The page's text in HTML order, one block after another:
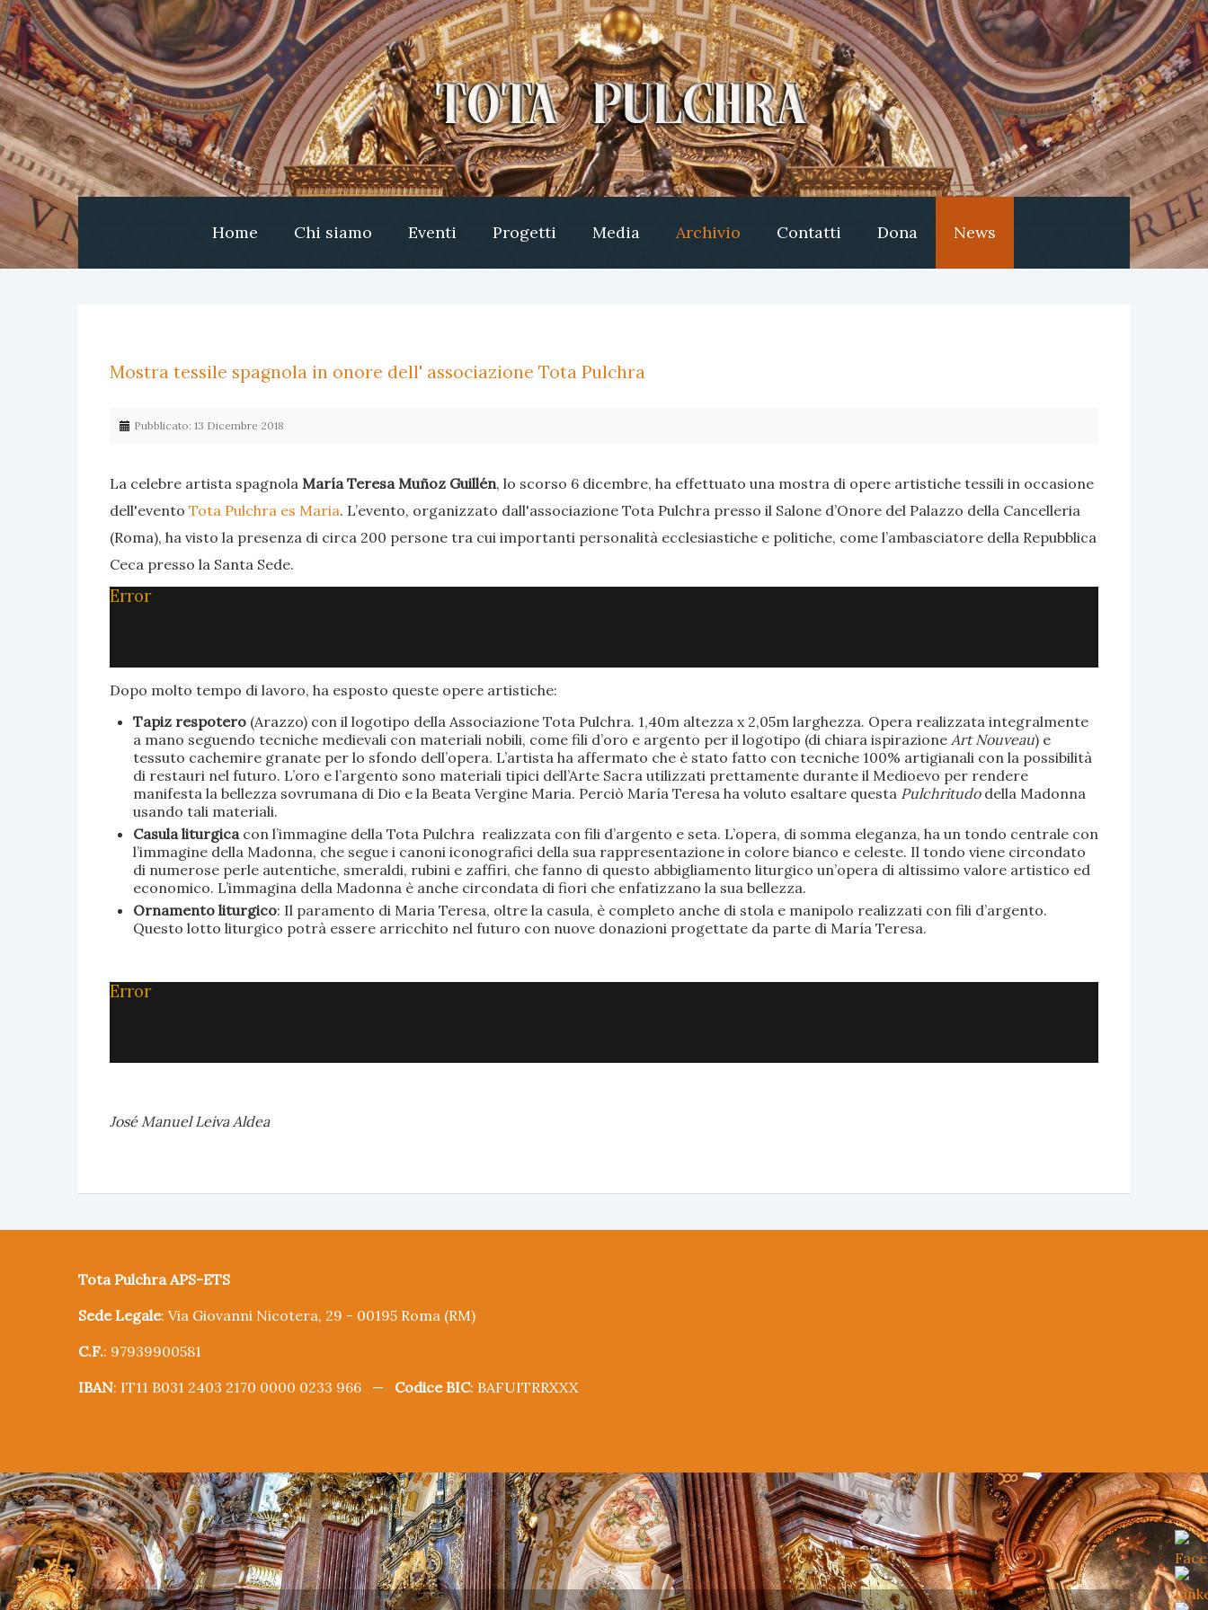
Home Chi siamo Eventi Progetti Media Archivio Contatti Dona News
Mostra tessile spagnola in onore dell' associazione Tota Pulchra
Pubblicato: 13 Dicembre 2018
La celebre artista spagnola María Teresa Muñoz Guillén, lo scorso 6 dicembre, ha effettuato una mostra di opere artistiche tessili in occasione
dell'evento Tota Pulchra es Maria. L’evento, organizzato dall'associazione Tota Pulchra presso il Salone d’Onore del Palazzo della Cancelleria
(Roma), ha visto la presenza di circa 200 persone tra cui importanti personalità ecclesiastiche e politiche, come l’ambasciatore della Repubblica
Ceca presso la Santa Sede.
Error
Dopo molto tempo di lavoro, ha esposto queste opere artistiche:
Tapiz respotero(Arazzo) con il logotipo della Associazione Tota Pulchra. 1,40m altezza x 2,05m larghezza. Opera realizzata integralmente
a mano seguendo tecniche medievali con materiali nobili, come fili d’oro e argento per il logotipo (di chiara ispirazione Art Nouveau) e
tessuto cachemire granate per lo sfondo dell’opera. L’artista ha affermato che è stato fatto con tecniche 100% artigianali con la possibilità
di restauri nel futuro. L’oro e l’argento sono materiali tipici dell’Arte Sacra utilizzati prettamente durante il Medioevo per rendere
manifesta la bellezza sovrumana di Dio e la Beata Vergine Maria. Perciò María Teresa ha voluto esaltare questa Pulchritudo della Madonna
usando tali materiali.
Casula liturgica con l’immagine della Tota Pulchra realizzata con fili d’argento e seta. L’opera, di somma eleganza, ha un tondo centrale con
l’immagine della Madonna, che segue i canoni iconografici della sua rappresentazione in colore bianco e celeste. Il tondo viene circondato
di numerose perle autentiche, smeraldi, rubini e zaffiri, che fanno di questo abbigliamento liturgico un’opera di altissimo valore artistico ed
economico. L’immagina della Madonna è anche circondata di fiori che enfatizzano la sua bellezza.
Ornamento liturgico: Il paramento di Maria Teresa, oltre la casula, è completo anche di stola e manipolo realizzati con fili d’argento.
Questo lotto liturgico potrà essere arricchito nel futuro con nuove donazioni progettate da parte di María Teresa.
Error
José Manuel Leiva Aldea
Tota Pulchra APS-ETS
Sede Legale: Via Giovanni Nicotera, 29 - 00195 Roma (RM)
C.F.: 97939900581
IBAN: IT11 B031 2403 2170 0000 0233 966 — Codice BIC: BAFUITRRXXX